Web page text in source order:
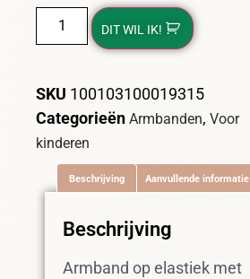
DIT WIL IK!
SKU 100103100019315
Categorieën Armbanden, Voor
kinderen
Beschrijving Aanvullende informatie
Beschrijving
Armband op elastiek met